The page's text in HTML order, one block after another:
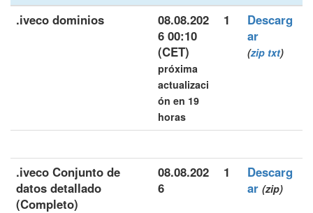
.iveco dominios
08.08.202
6 00:10
(CET)
próxima
actualizaci
ón en 19
horas
1
Descarg
ar
(zip txt)
.iveco Conjunto de
datos detallado
(Completo)
08.08.202
6
1
Descarg
ar (zip)